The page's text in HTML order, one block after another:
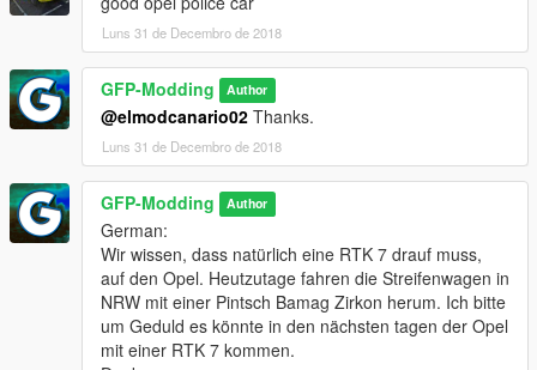
Besuch uns auf dem Discord:
https://discord.gg/Jy6PAR8
Es ist nicht erlaubt, diese oder eine veränderte Version ohne
Erlaubnis zu veröffentlichen. Das Bearbeiten von Texturen ist
nur für den Eigennutzen erlaubt. Das konvertieren, in andere
Spiele ist nicht ERLAUBT!!!
--Credits--
English:
- Model: Unknow gtasa
- Converted by: heuuu
- Convert help by: GFP-Modding
- Skin: K1PRO
- ELS setting: GFP-Modding
- Wheels: Otávio S
Luns 31 de Decembro de 2018
GFP-Modding Author
@elmodcanario02 Thanks.
Luns 31 de Decembro de 2018
GFP-Modding Author
German:
Wir wissen, dass natürlich eine RTK 7 drauf muss,
auf den Opel. Heutzutage fahren die Streifenwagen in
NRW mit einer Pintsch Bamag Zirkon herum. Ich bitte
um Geduld es könnte in den nächsten tagen der Opel
mit einer RTK 7 kommen.